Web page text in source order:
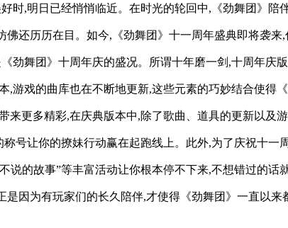
时,明日已经悄悄临近。在时光的轮回中,《劲舞团》
还历历在目。如今,《劲舞团》十一周年盛典即将袭
劲舞团》十周年庆的盛况。所谓十年磨一剑,十周年庆
游戏的曲库也在不断地更新,这些元素的巧妙结合使得
来更多精彩,在庆典版本中,除了歌曲、道具的更新以
号让你的撩妹行动赢在起跑线上。此外,为了庆祝十
说的故事”等丰富活动让你根本停不下来,不想错过的
因为有玩家们的长久陪伴,才使得《劲舞团》一直以